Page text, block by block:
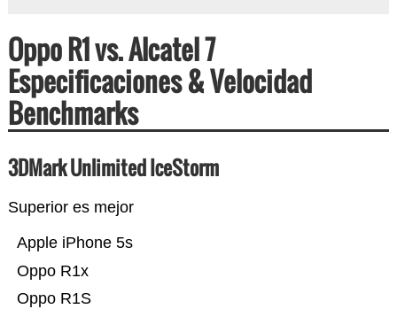
Oppo R1 vs. Alcatel 7
Especificaciones & Velocidad
Benchmarks
3DMark Unlimited IceStorm
Superior es mejor
Oppo R1S
Oppo R1x
Apple iPhone 5s